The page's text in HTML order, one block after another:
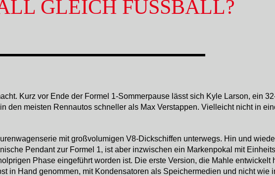
GLEICH FUSSBALL?
Kurz vor Ende der Formel 1-Sommerpause lässt sich Kyle Larson, ein
den meisten Rennautos schneller als Max Verstappen. Vielleicht nicht in
mit großvolumigen V8-Dickschiffen unterwegs. Hin und
Pendant zur Formel 1, ist aber inzwischen ein Markenpokal mit
Phase eingeführt worden ist. Die erste Version, die Mahle entwickelt
in Hand genommen, mit Kondensatoren als Speichermedien und nicht wie